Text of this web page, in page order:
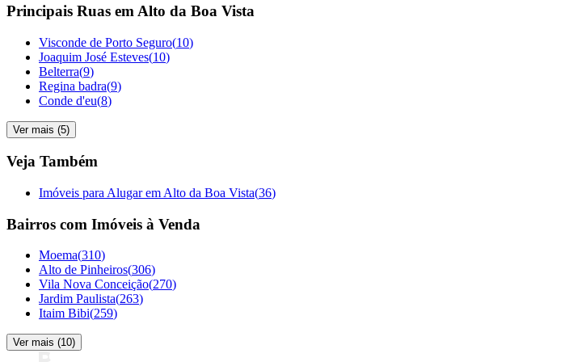
Principais Ruas em Alto da Boa Vista
Visconde de Porto Seguro(10)
Joaquim José Esteves(10)
Belterra(9)
Regina badra(9)
Conde d'eu(8)
Ver mais (5)
Veja Também
Imóveis para Alugar em Alto da Boa Vista(36)
Bairros com Imóveis à Venda
Moema(310)
Alto de Pinheiros(306)
Vila Nova Conceição(270)
Jardim Paulista(263)
Itaim Bibi(259)
Ver mais (10)